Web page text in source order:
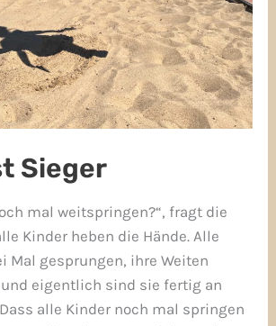
Sieger
mal weitspringen?“, fragt die
Kinder heben die Hände. Alle
Mal gesprungen, ihre Weiten
eigentlich sind sie fertig an
alle Kinder noch mal springen